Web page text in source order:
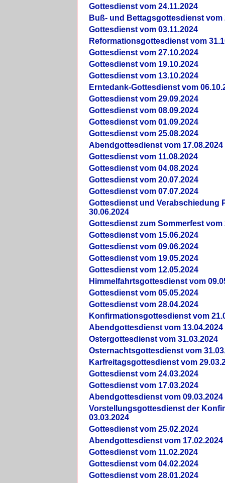
Gottesdienst vom 24.11.2024
Buß- und Bettagsgottesdienst vom
Gottesdienst vom 03.11.2024
Reformationsgottesdienst vom
Gottesdienst vom 27.10.2024
Gottesdienst vom 19.10.2024
Gottesdienst vom 13.10.2024
Erntedank-Gottesdienst vom
Gottesdienst vom 29.09.2024
Gottesdienst vom 08.09.2024
Gottesdienst vom 01.09.2024
Gottesdienst vom 25.08.2024
Abendgottesdienst vom 17.08.2024
Gottesdienst vom 11.08.2024
Gottesdienst vom 04.08.2024
Gottesdienst vom 20.07.2024
Gottesdienst vom 07.07.2024
Gottesdienst und Verabschiedung
30.06.2024
Gottesdienst zum Sommerfest vom
Gottesdienst vom 15.06.2024
Gottesdienst vom 09.06.2024
Gottesdienst vom 19.05.2024
Gottesdienst vom 12.05.2024
Himmelfahrtsgottesdienst vom
Gottesdienst vom 05.05.2024
Gottesdienst vom 28.04.2024
Konfirmationsgottesdienst vom
Abendgottesdienst vom 13.04.2024
Ostergottesdienst vom 31.03.2024
Osternachtsgottesdienst vom
Karfreitagsgottesdienst vom
Gottesdienst vom 24.03.2024
Gottesdienst vom 17.03.2024
Abendgottesdienst vom 09.03.2024
Vorstellungsgottesdienst der
03.03.2024
Gottesdienst vom 25.02.2024
Abendgottesdienst vom 17.02.2024
Gottesdienst vom 11.02.2024
Gottesdienst vom 04.02.2024
Gottesdienst vom 28.01.2024